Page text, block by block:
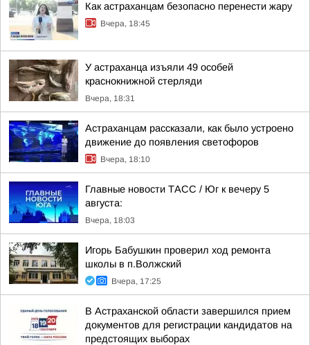
Как астраханцам безопасно перенести жару
Вчера, 18:45
У астраханца изъяли 49 особей
краснокнижной стерляди
Вчера, 18:31
Астраханцам рассказали, как было устроено
движение до появления светофоров
Вчера, 18:10
Главные новости ТАСС / Юг к вечеру 5
августа:
Вчера, 18:03
Игорь Бабушкин проверил ход ремонта
школы в п.Волжский
Вчера, 17:25
В Астраханской области завершился прием
документов для регистрации кандидатов на
предстоящих выборах